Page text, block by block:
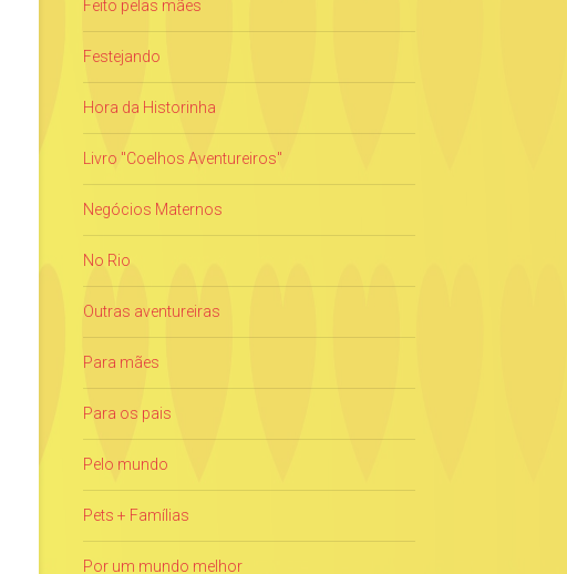
Feito pelas mães
Festejando
Hora da Historinha
Livro "Coelhos Aventureiros"
Negócios Maternos
No Rio
Outras aventureiras
Para mães
Para os pais
Pelo mundo
Pets + Famílias
Por um mundo melhor